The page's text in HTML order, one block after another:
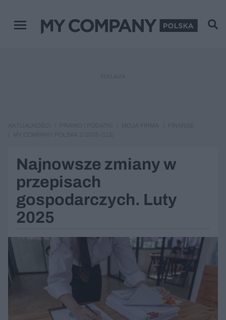
Menu główne
Najnowsze zmiany w
przepisach
gospodarczych. Luty
2025